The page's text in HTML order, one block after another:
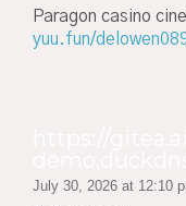
Paragon casino
yuu.fun/
July 30, 2026 at 12:10